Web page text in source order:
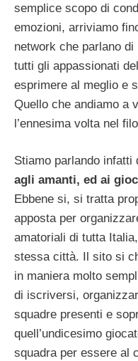
semplice scopo di
emozioni, arriviamo
network che parlano
tutti gli appassionati
esprimere al meglio e
Quello che andiamo a
l’ennesima volta nel
Stiamo parlando infatti
agli amanti, ed ai
Ebbene si, si tratta
apposta per
amatoriali di tutta
stessa città. Il sito si
in maniera molto
di iscriversi,
squadre presenti e
quell’undicesimo
squadra per essere al